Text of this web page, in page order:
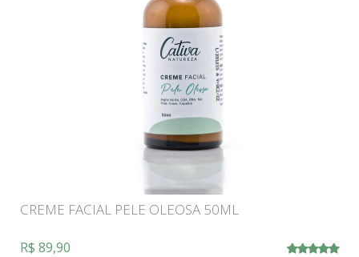
CREME FACIAL PELE OLEOSA 50ML
R$ 89,90